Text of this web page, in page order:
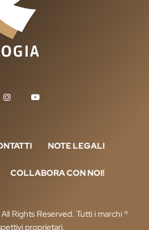
NOTE LEGALI
COLLABORA CON NOI!
Rights Reserved. Tutti i marchi ®
proprietari.